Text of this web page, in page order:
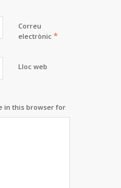
Correu
electrònic *
Lloc web
in this browser for